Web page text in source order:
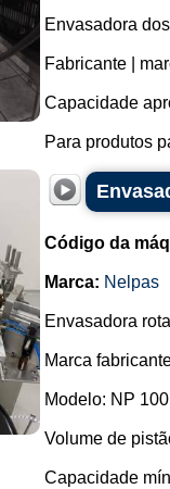
Envasadora
Fabricante |
Capacidade
Para produtos
Código da
Marca: Nelpas
Envasadora
Marca
Modelo: NP
Volume de
Capacidade